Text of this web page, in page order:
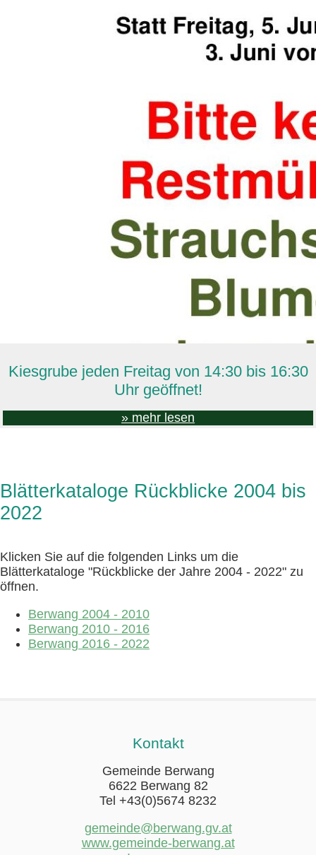
Kiesgrube jeden Freitag von 14:30 bis 16:30
Uhr geöffnet!
» mehr lesen
Blätterkataloge Rückblicke 2004 bis
2022
Klicken Sie auf die folgenden Links um die
Blätterkataloge "Rückblicke der Jahre 2004 - 2022" zu
öffnen.
Berwang 2004 - 2010
Berwang 2010 - 2016
Berwang 2016 - 2022
Kontakt
Gemeinde Berwang
6622 Berwang 82
Tel +43(0)5674 8232
gemeinde@berwang.gv.at
www.gemeinde-berwang.at